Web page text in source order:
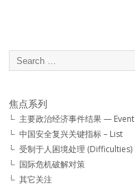
焦点系列
主要政治经济事件结果 — Event
中国安全复兴关键指标 – List
受制于人困境处理 (Difficulties)
国际危机破解对策
其它关注